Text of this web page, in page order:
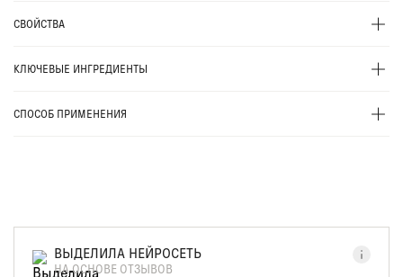
СВОЙСТВА
КЛЮЧЕВЫЕ ИНГРЕДИЕНТЫ
СПОСОБ ПРИМЕНЕНИЯ
ВЫДЕЛИЛА НЕЙРОСЕТЬ
НА ОСНОВЕ ОТЗЫВОВ